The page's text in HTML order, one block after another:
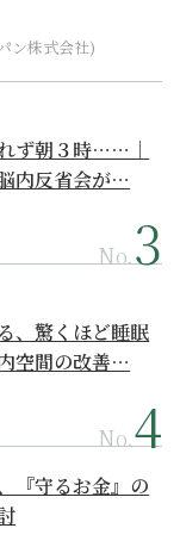
ン株式会社)
ず朝３時……｜
内反省会が…
No.
、驚くほど睡眠
空間の改善…
No.
『守るお金』の